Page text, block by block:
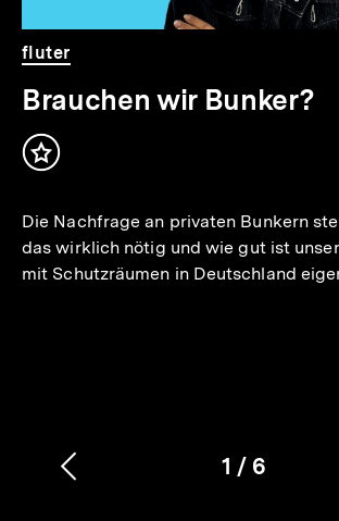
Video
Dauer
2
Min.
fluter
Brauchen wir Bunker?
Inhalt
Die Nachfrage an privaten Bunkern
das wirklich nötig und wie gut ist
mit Schutzräumen in Deutschland
1
von
/ 6
Vorherigen